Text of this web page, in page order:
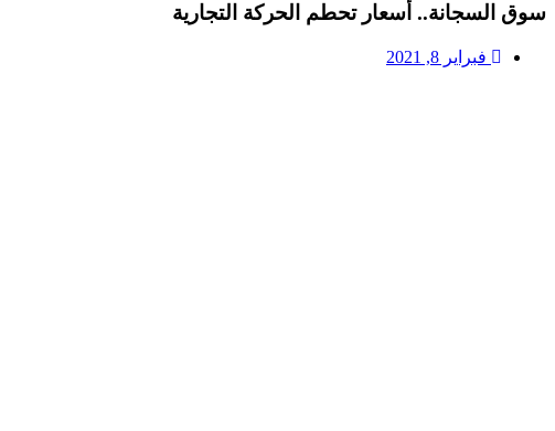
سوق السجانة.. أسعار تحطم الحركة التجارية
فبراير 8, 2021